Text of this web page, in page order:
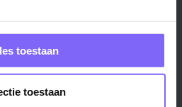
toestaan
toestaan
Productiemedewerker ›
Verpleegkundige ›
Administratief medewerker ›